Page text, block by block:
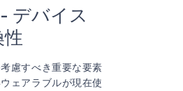
デバイス
性
慮すべき重要な要素
ェアラブルが現在使